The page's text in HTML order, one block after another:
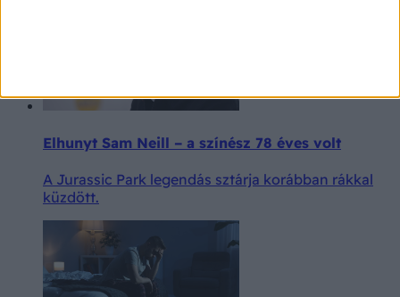
Elhunyt Sam Neill – a színész 78 éves volt
A Jurassic Park legendás sztárja korábban rákkal
küzdött.